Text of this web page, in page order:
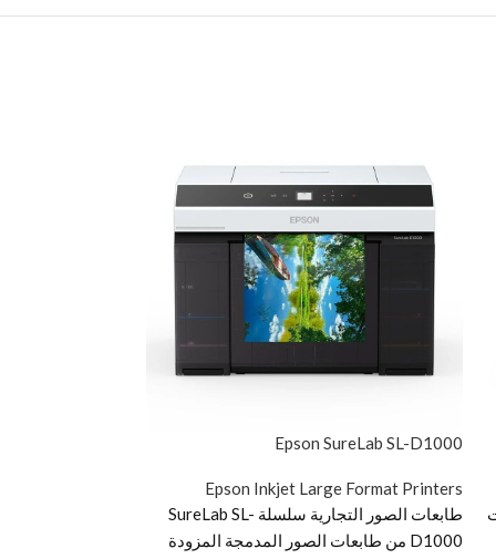
Epson SureLab SL-D1000
Epson Inkjet Large Format Printers
طابعات الصور التجارية سلسلة SureLab SL-
D1000 من طابعات الصور المدمجة المزودة